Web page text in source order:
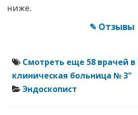
ниже.
✎ Отзывы
Смотреть еще 58 врачей в
клиническая больница № 3"
Эндоскопист